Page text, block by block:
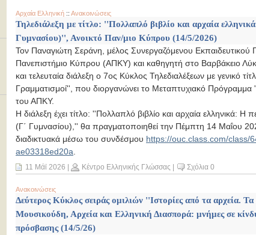
Αρχαία Ελληνική :: Ανακοινώσεις
Τηλεδιάλεξη με τίτλο: ''Πολλαπλό βιβλίο και αρχαία
Γυμνασίου)'', Ανοικτό Παν/μιο Κύπρου (14/5/2026)
Τον Παναγιώτη Σεράνη, μέλος Συνεργαζόμενου
Πανεπιστήμιο Κύπρου (ΑΠΚΥ) και καθηγητή στο Βαρβάκειο
και τελευταία διάλεξη ο 7ος Κύκλος Τηλεδιαλέξεων με γενικό
Γραμματισμοί'', που διοργανώνει το Μεταπτυχιακό Πρόγραμμα
του ΑΠΚΥ.
Η διάλεξη έχει τίτλο: ''Πολλαπλό βιβλίο και αρχαία ελληνικά:
(Γ΄ Γυμνασίου),'' θα πραγματοποιηθεί την Πέμπτη 14 Μαΐου
διαδικτυακά μέσω του συνδέσμου https://ouc.class.com/class/
ae03318ed20a
11 Μάϊ 2026 Κέντρο Ελληνικής Γλώσσας Σχόλια 0
Ανακοινώσεις
Δεύτερος Κύκλος σειράς ομιλιών ''Ιστορίες από τα αρχεία.
Μουσικούδη, Αρχεία και Ελληνική Διασπορά: μνήμες σε
πρόσβασης (14/5/26)